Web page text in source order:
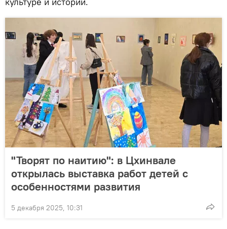
"Творят по наитию": в Цхинвале
открылась выставка работ детей с
особенностями развития
5 декабря 2025, 10:31